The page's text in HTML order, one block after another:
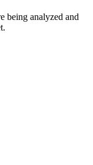
being analyzed and